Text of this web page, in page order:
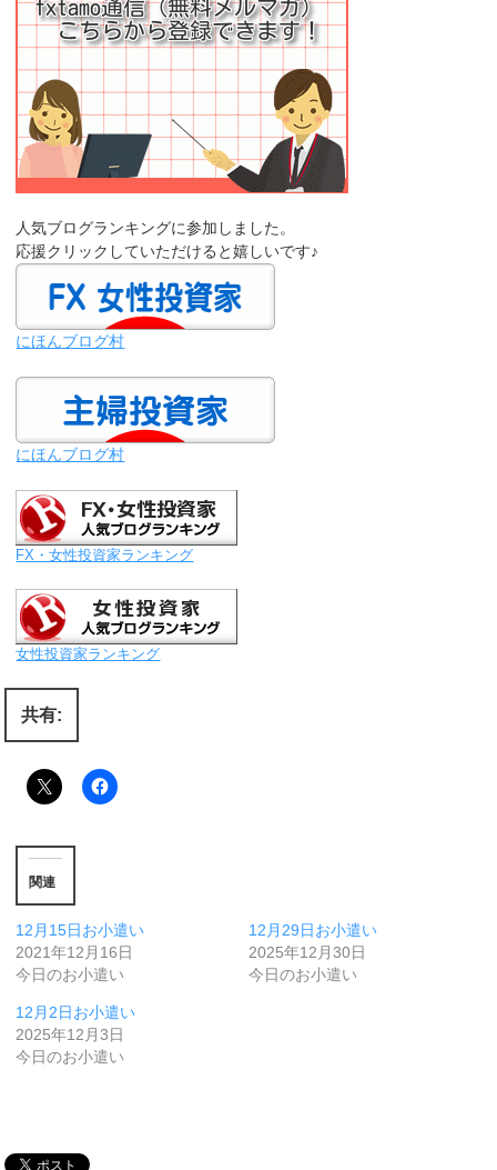
人気ブログランキングに参加しました。
応援クリックしていただけると嬉しいです♪
にほんブログ村
にほんブログ村
FX・女性投資家ランキング
女性投資家ランキング
共有:
関連
12月15日お小遣い
2021年12月16日
今日のお小遣い
12月29日お小遣い
2025年12月30日
今日のお小遣い
12月2日お小遣い
2025年12月3日
今日のお小遣い